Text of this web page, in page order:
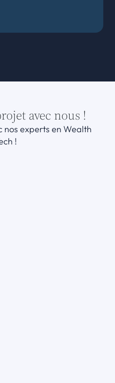
avec nous !
nos experts en Wealth
!